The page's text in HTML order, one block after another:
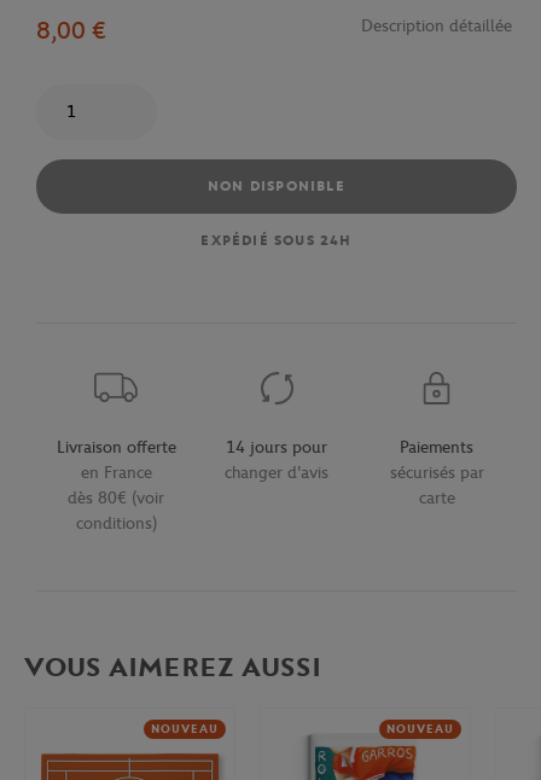
8,00 €
Description détaillée
NON DISPONIBLE
EXPÉDIÉ SOUS 24H
Livraison offerte
en France
dès 80€ (voir
conditions)
14 jours pour
changer d'avis
Paiements
sécurisés par
carte
VOUS AIMEREZ AUSSI
NOUVEAU NOUVEAU